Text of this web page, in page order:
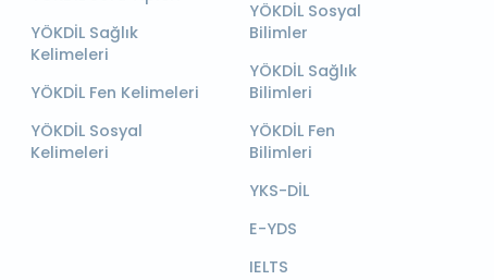
YÖKDİL Sağlık
Kelimeleri
YÖKDİL Fen Kelimeleri
YÖKDİL Sosyal
Kelimeleri
YÖKDİL Sosyal
Bilimler
YÖKDİL Sağlık
Bilimleri
YÖKDİL Fen
Bilimleri
YKS-DİL
E-YDS
IELTS